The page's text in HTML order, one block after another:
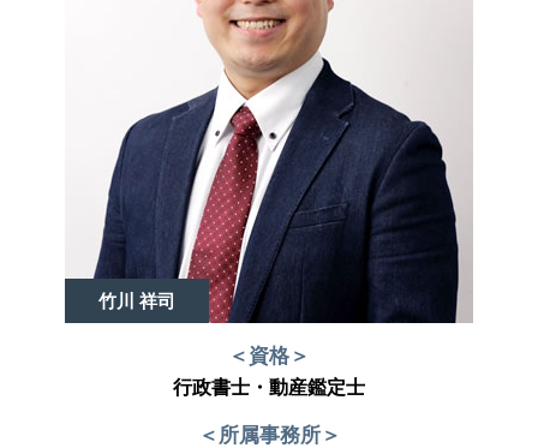
竹川 祥司
＜資格＞
行政書士・動産鑑定士
＜所属事務所＞